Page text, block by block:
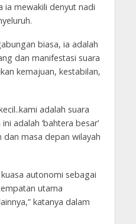
ia mewakili denyut nadi
biasa, ia adalah
dan manifestasi suara
kemajuan, kestabilan,
adalah suara
adalah ‘bahtera besar’
masa depan wilayah
autonomi sebagai
utama
katanya dalam